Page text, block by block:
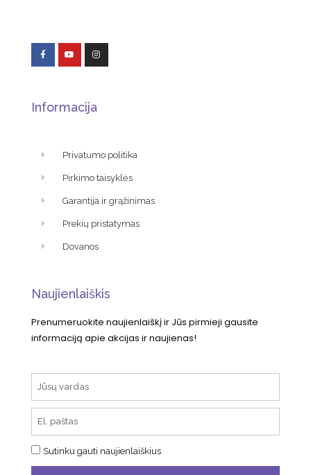
Informacija
Privatumo politika
Pirkimo taisyklės
Garantija ir grąžinimas
Prekių pristatymas
Dovanos
Naujienlaiškis
Prenumeruokite naujienlaiškį ir Jūs pirmieji gausite
informaciją apie akcijas ir naujienas!
Sutinku gauti naujienlaiškius